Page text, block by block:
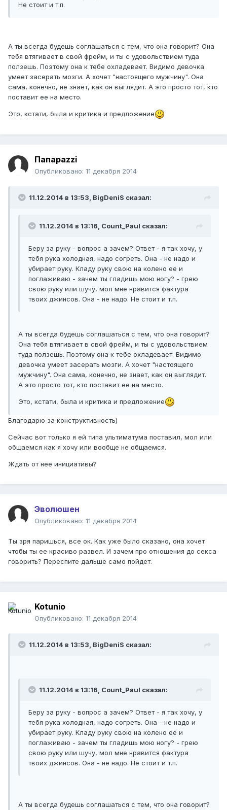
Не стоит и т.п.
А ты всегда будешь соглашаться с тем, что она говорит? Она
тебя втягивает в свой фрейм, и ты с удовольствием туда
ползешь. Поэтому она к тебе охладевает. Видимо девочка
умеет засерать мозги. А хочет "настоящего мужчину". Она
сама, конечно, не знает, как он выглядит. А это просто тот, кто
поставит ее на место.
Это, кстати, была и критика и предложение
Папараzzi
Опубликовано: 11 декабря 2014
11.12.2014 в 13:53, BigDeniS сказал:
11.12.2014 в 13:16, Count_Paul сказал:
Беру за руку - вопрос а зачем? Ответ - я так хочу, у
тебя рука холодная, надо согреть. Она - не надо и
убирает руку. Кладу руку свою на колено ее и
поглаживаю - зачем ты гладишь мою ногу? - грею
свою руку или шучу, мол мне нравится фактура
твоих джинсов. Она - не надо. Не стоит и т.п.
А ты всегда будешь соглашаться с тем, что она говорит?
Она тебя втягивает в свой фрейм, и ты с удовольствием
туда ползешь. Поэтому она к тебе охладевает. Видимо
девочка умеет засерать мозги. А хочет "настоящего
мужчину". Она сама, конечно, не знает, как он выглядит.
А это просто тот, кто поставит ее на место.
Это, кстати, была и критика и предложение
Благодарю за конструктивность)
Сейчас вот только я ей типа ультиматума поставил, мол или
общаемся как я хочу или вообще не общаемся.
Ждать от нее инициативы?
Эволюшен
Опубликовано: 11 декабря 2014
Ты зря паришься, все ок. Как уже было сказано, она хочет
чтобы ты ее красиво развел. И зачем про отношения до секса
говорить? Переспите дальше само пойдет.
Kotunio
Опубликовано: 11 декабря 2014
11.12.2014 в 13:53, BigDeniS сказал:
11.12.2014 в 13:16, Count_Paul сказал:
Беру за руку - вопрос а зачем? Ответ - я так хочу, у
тебя рука холодная, надо согреть. Она - не надо и
убирает руку. Кладу руку свою на колено ее и
поглаживаю - зачем ты гладишь мою ногу? - грею
свою руку или шучу, мол мне нравится фактура
твоих джинсов. Она - не надо. Не стоит и т.п.
А ты всегда будешь соглашаться с тем, что она говорит?